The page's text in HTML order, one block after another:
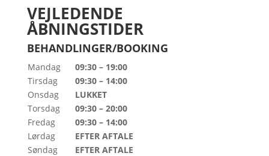
VEJLEDENDE
ÅBNINGSTIDER
BEHANDLINGER/BOOKING
Mandag
Tirsdag
Onsdag
Torsdag
Fredag
Lørdag
Søndag
09:30 – 19:00
09:30 – 14:00
LUKKET
09:30 – 20:00
09:30 – 14:00
EFTER AFTALE
EFTER AFTALE